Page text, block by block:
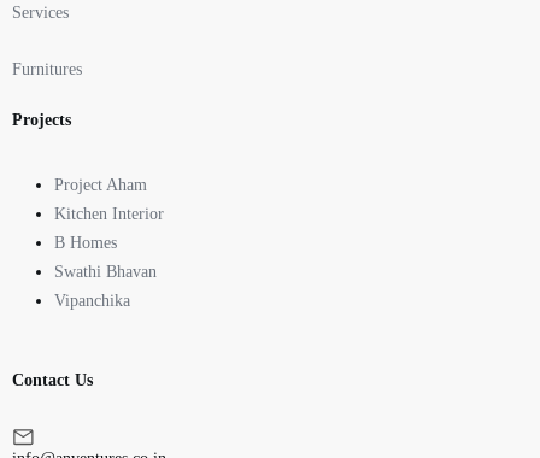
Services
Furnitures
Projects
Project Aham
Kitchen Interior
B Homes
Swathi Bhavan
Vipanchika
Contact Us